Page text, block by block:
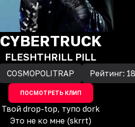
CYBERTRUCK
FLESHTHRILL PILL
COSMOPOLITRAP Рейтинг: 18
ПОСМОТРЕТЬ КЛИП
Твой drop-top, тупо dork
Это не ко мне (skrrt)